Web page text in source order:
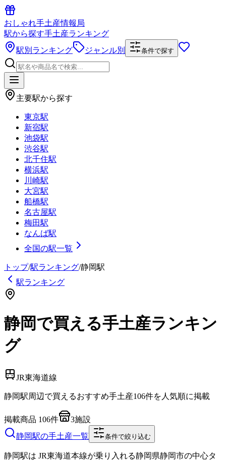
おしゃれ手土産情報局
駅から探す手土産ランキング
駅別ランキング
ジャンル別 条件で探す
主要駅から探す
東京駅
新宿駅
池袋駅
渋谷駅
北千住駅
横浜駅
川崎駅
大宮駅
船橋駅
名古屋駅
梅田駅
なんば駅
全国の駅一覧
トップ/駅ランキング/静岡駅
駅ランキング
静岡で買える手土産ランキン
グ
JR東海道線
静岡駅周辺で買えるおすすめ手土産106件を人気順に掲載
掲載商品 106件 3施設
静岡駅の手土産一覧 条件で絞り込む
静岡駅は JR東海道本線が乗り入れる静岡県静岡市の中心タ